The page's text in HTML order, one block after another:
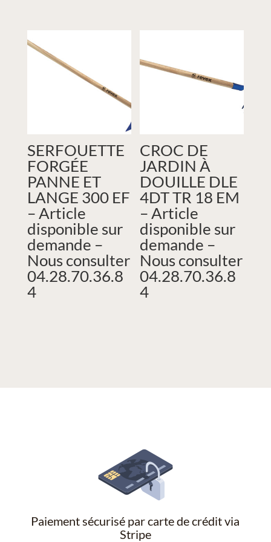
SERFOUETTE
FORGÉE
PANNE ET
LANGE 300 EF
– Article
disponible sur
demande –
Nous consulter
04.28.70.36.8
4
CROC DE
JARDIN À
DOUILLE DLE
4DT TR 18 EM
– Article
disponible sur
demande –
Nous consulter
04.28.70.36.8
4
Paiement sécurisé par carte de crédit via
Stripe